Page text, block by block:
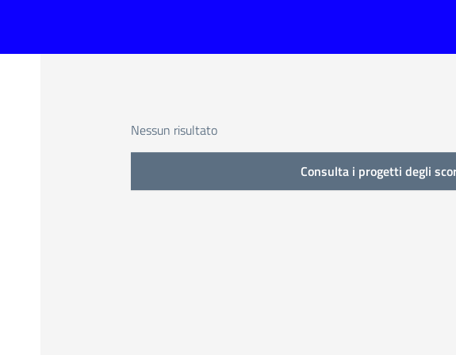
Nessun risultato
Consulta i progetti degli